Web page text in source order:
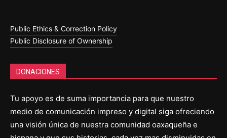
Public Ethics & Correction Policy
Public Disclosure of Ownership
DONACIONES
Tu apoyo es de suma importancia para que nuestro
medio de comunicación impreso y digital siga ofreciendo
una visión única de nuestra comunidad oaxaqueña e